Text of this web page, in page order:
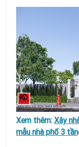
Xem thêm: Xây
mẫu nhà phố 3